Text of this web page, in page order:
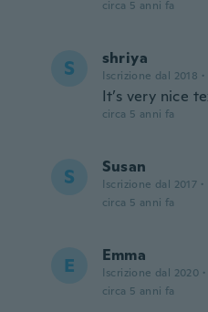
circa 5 anni fa
S shriya
Iscrizione dal 2018 ·
It’s very nice
circa 5 anni fa
S Susan
Iscrizione dal 2017 ·
circa 5 anni fa
E Emma
Iscrizione dal 2020 ·
circa 5 anni fa